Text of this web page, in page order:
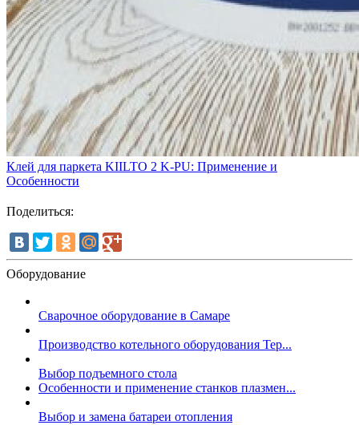
Клей для паркета KIILTO 2 K-PU: Применение и
Особенности
Поделиться:
Оборудование
Сварочное оборудование в Самаре
Производство котельного оборудования Тер...
Выбор подъемного стола
Особенности и применение станков плазмен...
Выбор и замена батареи отопления